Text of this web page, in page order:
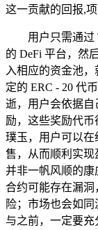
这一贡献的回报,
用户只需通过
的 DeFi 平台，然
入相应的资金池
定的 ERC - 20 代
逝，用户会依据
励，这些奖励代
璞玉，用户可以
售，从而顺利实
并非一帆风顺的
合约可能存在漏
险；市场也会如
与之前，一定要